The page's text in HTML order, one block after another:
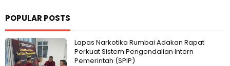
POPULAR POSTS
Lapas Narkotika Rumbai Adakan Rapat
Perkuat Sistem Pengendalian Intern
Pemerintah (SPIP)